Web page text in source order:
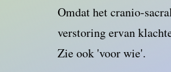
Omdat het cranio-
verstoring ervan
Zie ook 'voor wie'.